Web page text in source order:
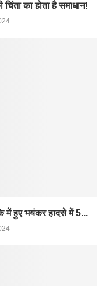
का होता है समाधान!
में हुए भयंकर हादसे में 5...